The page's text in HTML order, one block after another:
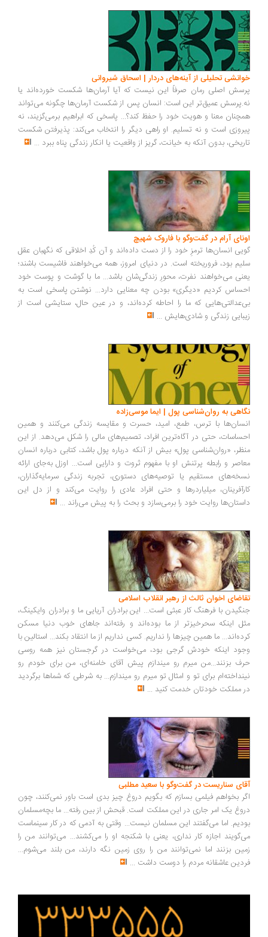
تحلیلی از آینه‌های دردار | اسحاق شیروانی
اصلی رمان صرفاً این نیست که آیا آرمان‌ها شکست خورده‌اند یا
عمیق‌تر این است: انسان پس از شکست آرمان‌ها چگونه می‌تواند
معنا و هویت خود را حفظ کند؟... پاسخی که ابراهیم برمی‌گزیند، نه
است و نه تسلیم. او راهی دیگر را انتخاب می‌کند: پذیرفتن شکست
بدون آنکه به خیانت، گریز از واقعیت یا انکار زندگی پناه ببرد...
آرام در گفت‌وگو با فاروک شهیچ‭
انسان‌ها ترمزِ خود را از دست داده‌اند و آن کُدِ اخلاقی که نگهبان عقل
بود، فروریخته است. در دنیای امروز، همه می‌خواهند فاشیست باشند؛
می‌خواهند نفرت، محورِ زندگی‌شان باشد... ما با گوشت و پوست خود
کردیم «دیگری» بودن چه معنایی دارد... نوشتن پاسخی است به
که ما را احاطه کرده‌اند، و در عین حال، ستایشی است از
زندگی و شادی‌هایش...
به روان‌شناسی پول | ایما موسی‌زاده
با ترس، طمع، امید، حسرت و مقایسه زندگی می‌کنند و همین
حتی در آگاه‌ترین افراد، تصمیم‌های مالی را شکل می‌دهد. از این
«روان‌شناسی پول» بیش از آنکه درباره پول باشد، کتابی درباره انسان
و رابطه پرتنش او با مفهوم ثروت و دارایی است... اوزل به‌جای ارائه
مستقیم یا توصیه‌های دستوری، تجربه زندگی سرمایه‌گذاران،
میلیاردرها و حتی افراد عادی را روایت می‌کند و از دل این
روایت خود را برمی‌سازد و بحث را به پیش می‌راند ...
اخوان ثالث از رهبر انقلاب اسلامی
با فرهنگ کار عبثی است... این برادران آریایی ما و برادران وایکینگ،
اینکه سحرخیزتر از ما بوده‌اند و رفته‌اند جاهای خوب دنیا مسکن
ما همین چیزها را نداریم. کسی نداریم از ما انتقاد بکند... استالین با
اینکه خودش گرجی بود، می‌خواست در گرجستان نیز همه روسی
بزنند...من میرم رو میندازم پیش آقای خامنه‌ای، من برای خودم رو
برای تو و امثال تو میرم رو میندازم... به شرطی که شماها برگردید
مملکت خودتان خدمت کنید...
سناریست در گفت‌وگو با سعید مطلبی
بخواهم فیلمی بسازم که بگویم دروغ چیز بدی است باور نمی‌کنند، چون
یک امر جاری در این مملکت است. قبحش از بین رفته... ما بچه‌مسلمان
اما می‌گفتند این مسلمان نیست... وقتی به آدمی که در کار سینماست
اجازه کار نداری، یعنی با شکنجه او را می‌کشند... می‌توانند من را
بزنند اما نمی‌توانند من را روی زمین نگه دارند، من بلند می‌شوم...
عاشقانه مردم را دوست داشت ...